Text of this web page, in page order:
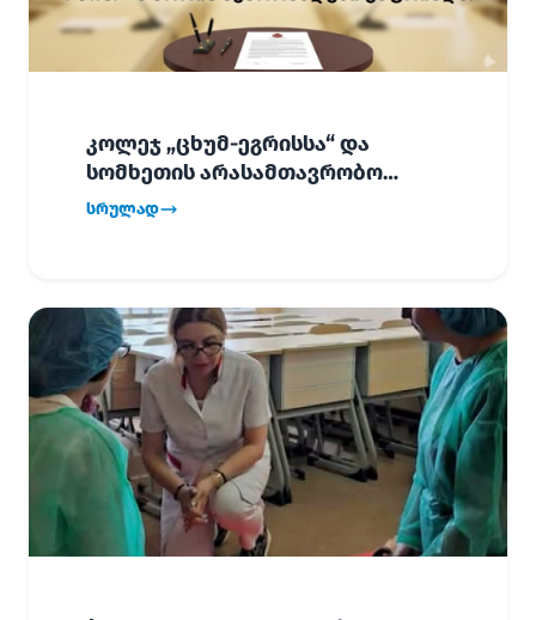
კოლეჯ „ცხუმ-ეგრისსა“ და
სომხეთის არასამთავრობო
ორგანიზაცია „Youth is Power“-ს
სრულად